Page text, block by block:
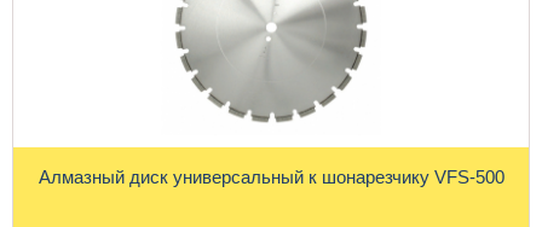
Алмазный диск универсальный к шонарезчику VFS-500